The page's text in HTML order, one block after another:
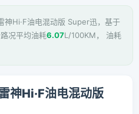
神Hi·F油电混动版 Super迅，基于
况平均油耗6.07L/100KM， 油耗
神Hi·F油电混动版